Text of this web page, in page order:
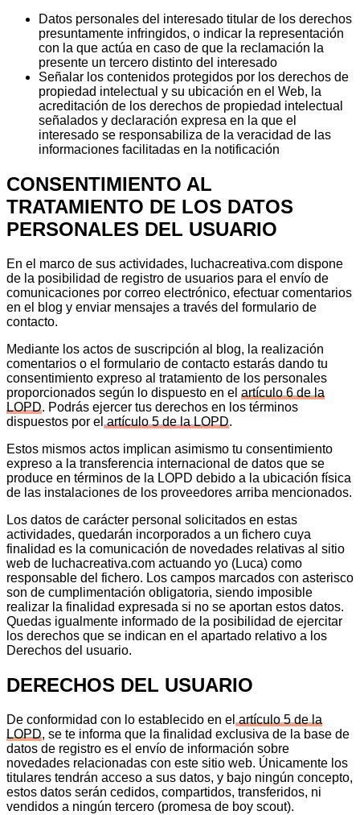
Datos personales del interesado titular de los derechos
presuntamente infringidos, o indicar la representación
con la que actúa en caso de que la reclamación la
presente un tercero distinto del interesado
Señalar los contenidos protegidos por los derechos de
propiedad intelectual y su ubicación en el Web, la
acreditación de los derechos de propiedad intelectual
señalados y declaración expresa en la que el
interesado se responsabiliza de la veracidad de las
informaciones facilitadas en la notificación
CONSENTIMIENTO AL
TRATAMIENTO DE LOS DATOS
PERSONALES DEL USUARIO
En el marco de sus actividades, luchacreativa.com dispone
de la posibilidad de registro de usuarios para el envío de
comunicaciones por correo electrónico, efectuar comentarios
en el blog y enviar mensajes a través del formulario de
contacto.
Mediante los actos de suscripción al blog, la realización
comentarios o el formulario de contacto estarás dando tu
consentimiento expreso al tratamiento de los personales
proporcionados según lo dispuesto en el artículo 6 de la
LOPD. Podrás ejercer tus derechos en los términos
dispuestos por el artículo 5 de la LOPD.
Estos mismos actos implican asimismo tu consentimiento
expreso a la transferencia internacional de datos que se
produce en términos de la LOPD debido a la ubicación física
de las instalaciones de los proveedores arriba mencionados.
Los datos de carácter personal solicitados en estas
actividades, quedarán incorporados a un fichero cuya
finalidad es la comunicación de novedades relativas al sitio
web de luchacreativa.com actuando yo (Luca) como
responsable del fichero. Los campos marcados con asterisco
son de cumplimentación obligatoria, siendo imposible
realizar la finalidad expresada si no se aportan estos datos.
Quedas igualmente informado de la posibilidad de ejercitar
los derechos que se indican en el apartado relativo a los
Derechos del usuario.
DERECHOS DEL USUARIO
De conformidad con lo establecido en el artículo 5 de la
LOPD, se te informa que la finalidad exclusiva de la base de
datos de registro es el envío de información sobre
novedades relacionadas con este sitio web. Únicamente los
titulares tendrán acceso a sus datos, y bajo ningún concepto,
estos datos serán cedidos, compartidos, transferidos, ni
vendidos a ningún tercero (promesa de boy scout).